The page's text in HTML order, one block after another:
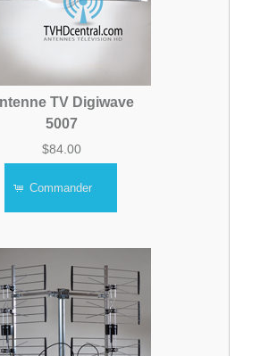
TV Digiwave
5007
$84.00
Commander